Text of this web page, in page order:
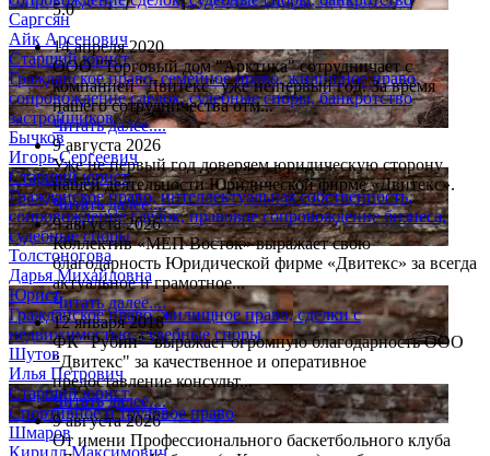
Саргсян
Айк Арсенович
Старший юрист
Гражданское право, семейное право, жилищное право,
сопровождение сделок, судебные споры, банкротство
застройщиков
Бычков
Игорь Сергеевич
Старший юрист
Гражданское право, интеллектуальная собственность,
сопровождение сделок, правовое сопровождение бизнеса,
судебные споры
Толстоногова
Дарья Михайловна
Юрист
Гражданское право, жилищное право, сделки с
недвижимостью, судебные споры
Шутов
Илья Петрович
Старший юрист
Спортивное и трудовое право
Шмаров
Кирилл Максимович
5.0
14 апреля 2020
ООО "Торговый дом "Арктика" сотрудничает с
компанией "Двитекс" уже не первый год. За время
нашего сотрудничества отм...
Читать далее....
9 августа 2026
Уже не первый год доверяем юридическую сторону
нашей деятельности Юридической фирме «Двитекс».
Читать далее....
9 августа 2026
Коллектив «МЕП Восток» выражает свою
благодарность Юридической фирме «Двитекс» за всегда
актуальное и грамотное...
Читать далее....
12 января 2018
ФК "Рубин" выражает огромную благодарность ООО
"Двитекс" за качественное и оперативное
предоставление консульт...
Читать далее....
9 августа 2026
От имени Профессионального баскетбольного клуба